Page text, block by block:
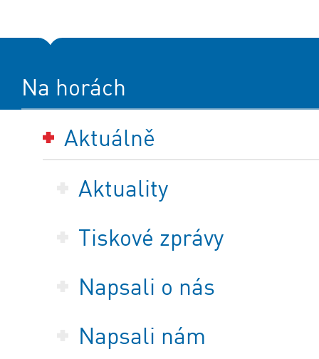
Na horách
Aktuálně
Aktuality
Tiskové zprávy
Napsali o nás
Napsali nám